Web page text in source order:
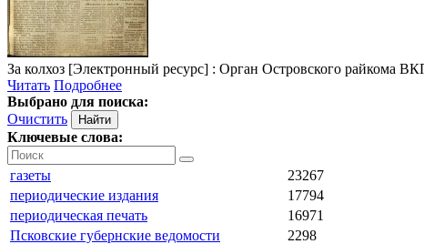
За колхоз [Электронный ресурс] : Орган Островского райкома
Читать Подробнее
Выбрано для поиска:
Очистить
Ключевые слова:
газеты
23267
периодические издания
17794
периодическая печать
16971
Псковские губернские ведомости
2298